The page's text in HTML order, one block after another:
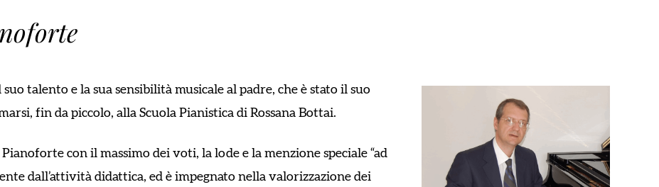
talento e la sua sensibilità musicale al padre, che è stato il suo
fin da piccolo, alla Scuola Pianistica di Rossana Bottai.
con il massimo dei voti, la lode e la menzione speciale “ad
dall’attività didattica, ed è impegnato nella valorizzazione dei